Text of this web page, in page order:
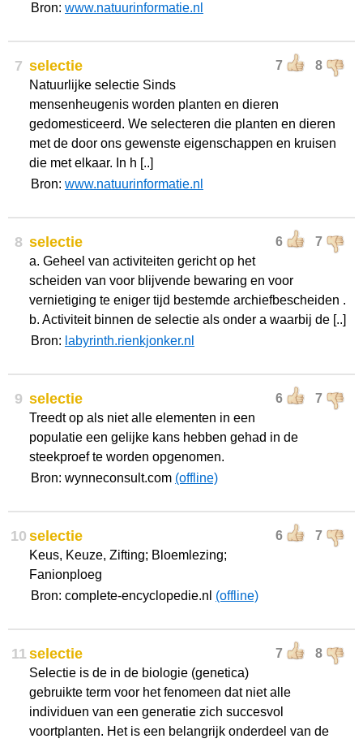
Bron: www.natuurinformatie.nl
7 7 8
selectie
Natuurlijke selectie Sinds
mensenheugenis worden planten en dieren
gedomesticeerd. We selecteren die planten en dieren
met de door ons gewenste eigenschappen en kruisen
die met elkaar. In h [..]
Bron: www.natuurinformatie.nl
8 6 7
selectie
a. Geheel van activiteiten gericht op het
scheiden van voor blijvende bewaring en voor
vernietiging te eniger tijd bestemde archiefbescheiden .
b. Activiteit binnen de selectie als onder a waarbij de [..]
Bron: labyrinth.rienkjonker.nl
9 6 7
selectie
Treedt op als niet alle elementen in een
populatie een gelijke kans hebben gehad in de
steekproef te worden opgenomen.
Bron: wynneconsult.com (offline)
10 6 7
selectie
Keus, Keuze, Zifting; Bloemlezing;
Fanionploeg
Bron: complete-encyclopedie.nl (offline)
11 7 8
selectie
Selectie is de in de biologie (genetica)
gebruikte term voor het fenomeen dat niet alle
individuen van een generatie zich succesvol
voortplanten. Het is een belangrijk onderdeel van de